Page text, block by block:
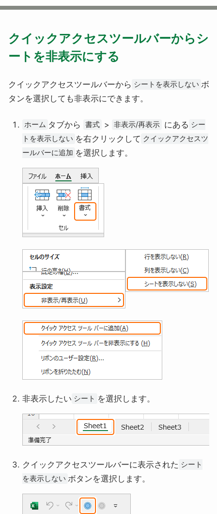
クイックアクセスツールバーからシ
ートを非表示にする
クイックアクセスツールバーから シートを表示しない ボ
タンを選択しても非表示にできます。
ホーム タブから 書式 > 非表示/再表示 にある シー
トを表示しない を右クリックして クイックアクセスツ
ールバーに追加 を選択します。
非表示したい シート を選択します。
クイックアクセスツールバーに表示された シート
を表示しない ボタンを選択します。